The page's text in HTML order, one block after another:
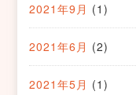
2021年9月 (1)
2021年6月 (2)
2021年5月 (1)